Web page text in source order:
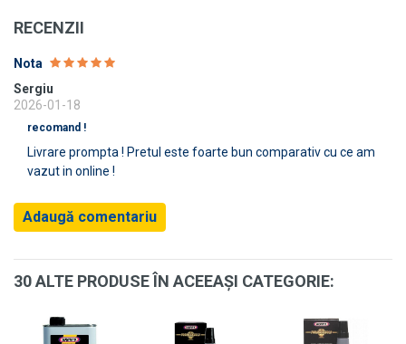
RECENZII
Nota
Sergiu
2026-01-18
recomand !
Livrare prompta ! Pretul este foarte bun comparativ cu ce am
vazut in online !
Adaugă comentariu
30 ALTE PRODUSE ÎN ACEEAȘI CATEGORIE: